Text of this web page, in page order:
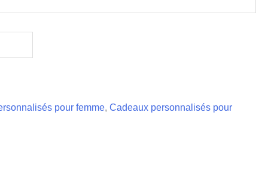
pour femme,Cadeaux personnalisés pour